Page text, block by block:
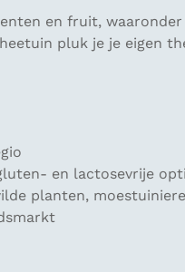
en fruit,
pluk je je eigen
en lactosevrije
planten,